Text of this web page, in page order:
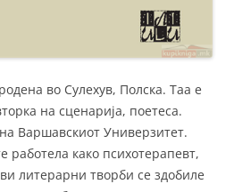
во Сулехув, Полска. Taa e
на сценарија, поетеса.
Варшавскиот Универзитет.
работела како психотерапевт,
литерарни творби се здобиле